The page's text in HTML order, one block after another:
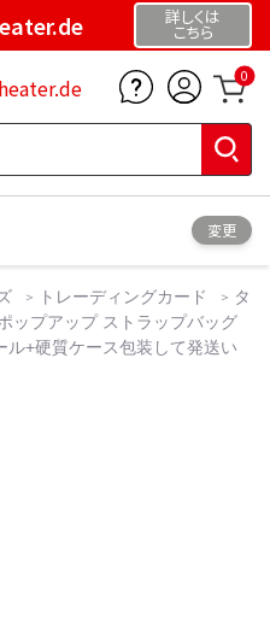
詳しくは
こちら
0
変更
トレーディングカード
タ
ップアップ ストラップバッグ
ル+硬質ケース包装して発送い